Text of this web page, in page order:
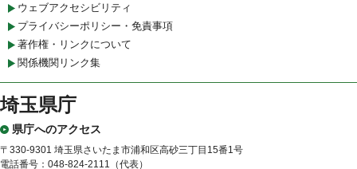
ウェブアクセシビリティ
プライバシーポリシー・免責事項
著作権・リンクについて
関係機関リンク集
埼玉県庁
県庁へのアクセス
〒330-9301 埼玉県さいたま市浦和区高砂三丁目15番1号
電話番号：048-824-2111（代表）